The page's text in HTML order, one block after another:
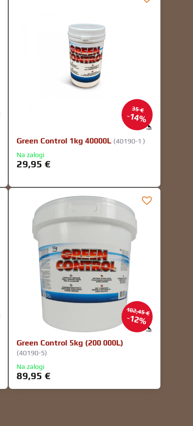
35 €
14%
Green Control 1kg 40000L (40190-1 )
Na zalogi
29,95 €
102,45 €
12%
Green Control 5kg (200 000L)
(40190-5)
Na zalogi
89,95 €